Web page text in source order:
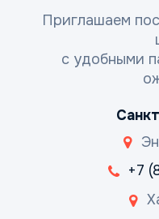
Приглашаем
с удобными
+7